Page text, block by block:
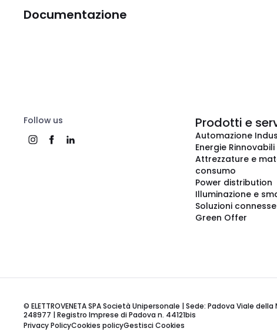
Documentazione
Follow us Prodotti e
Automazione
Energie Rinnovabili
Attrezzature e
consumo
Power distribution
Illuminazione e
Soluzioni connesse
Green Offer
© ELETTROVENETA SPA Società Unipersonale | Sede: Padova Viale
248977 | Registro Imprese di Padova n. 44121bis
Privacy PolicyCookies policyGestisci Cookies